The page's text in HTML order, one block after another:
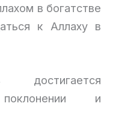
в богатстве
к Аллаху в
достигается
и